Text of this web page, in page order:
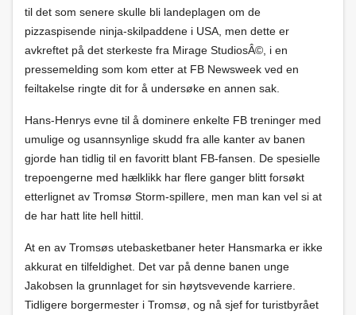
til det som senere skulle bli landeplagen om de
pizzaspisende ninja-skilpaddene i USA, men dette er
avkreftet på det sterkeste fra Mirage StudiosÂ©, i en
pressemelding som kom etter at FB Newsweek ved en
feiltakelse ringte dit for å undersøke en annen sak.
Hans-Henrys evne til å dominere enkelte FB treninger med
umulige og usannsynlige skudd fra alle kanter av banen
gjorde han tidlig til en favoritt blant FB-fansen. De spesielle
trepoengerne med hælklikk har flere ganger blitt forsøkt
etterlignet av Tromsø Storm-spillere, men man kan vel si at
de har hatt lite hell hittil.
At en av Tromsøs utebasketbaner heter Hansmarka er ikke
akkurat en tilfeldighet. Det var på denne banen unge
Jakobsen la grunnlaget for sin høytsvevende karriere.
Tidligere borgermester i Tromsø, og nå sjef for turistbyrået